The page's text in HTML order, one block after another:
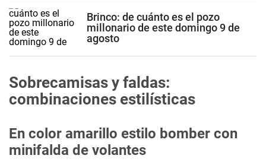
Brinco: de cuánto es el pozo
millonario de este domingo 9 de
agosto
Sobrecamisas y faldas:
combinaciones estilísticas
En color amarillo estilo bomber con
minifalda de volantes